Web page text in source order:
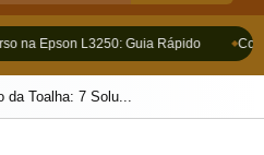
na Epson L3250: Guia Rápido
da Toalha: 7 Solu...